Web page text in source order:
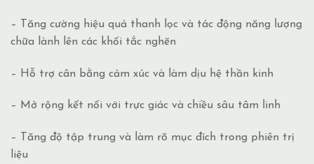
– Tăng cường hiệu quả thanh lọc và tác động năng lượng
chữa lành lên các khối tắc nghẽn
– Hỗ trợ cân bằng cảm xúc và làm dịu hệ thần kinh
– Mở rộng kết nối với trực giác và chiều sâu tâm linh
– Tăng độ tập trung và làm rõ mục đích trong phiên trị
liệu